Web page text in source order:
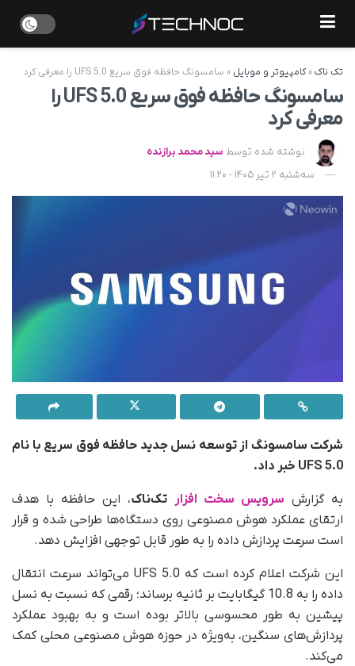
تک ناک»کامپیوتر و موبایل » سامسونگ حافظه فوق سریع UFS 5.0 را معرفی کرد
سامسونگ حافظه فوق سریع UFS 5.0 را
معرفی کرد
نوشته شده توسط سید محمد برازنده
سه‌شنبه 2 تیر 1405 - 11:20
شرکت سامسونگ از توسعه نسل جدید حافظه فوق سریع با نام
UFS 5.0 خبر داد.
به گزارش سرویس سخت افزار تک‌ناک، این حافظه با هدف
ارتقای عملکرد هوش مصنوعی روی دستگاه‌ها طراحی شده و قرار
است سرعت پردازش داده را به‌ طور قابل توجهی افزایش دهد.
این شرکت اعلام کرده است که UFS 5.0 می‌تواند سرعت انتقال
داده را به 10.8 گیگابایت بر ثانیه برساند؛ رقمی که نسبت به نسل
پیشین به‌ طور محسوسی بالاتر بوده است و به بهبود عملکرد
پردازش‌های سنگین، به‌ویژه در حوزه هوش مصنوعی محلی کمک
می‌کند.